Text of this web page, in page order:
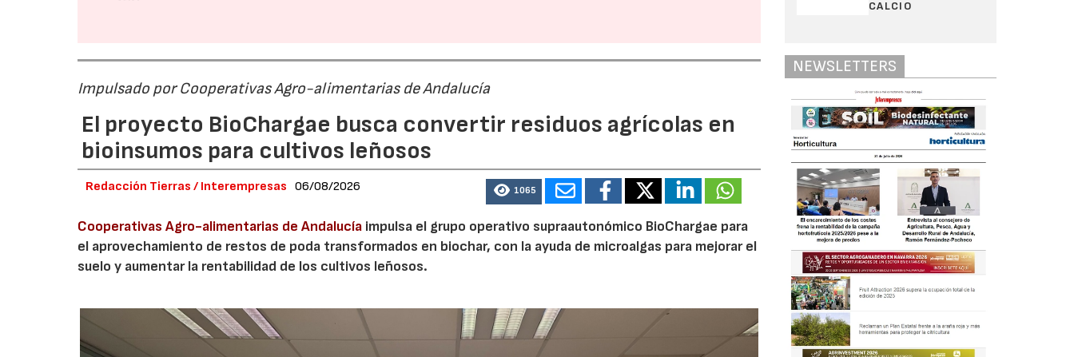
Impulsado por Cooperativas Agro-alimentarias de Andalucía
El proyecto BioChargae busca convertir residuos agrícolas en
bioinsumos para cultivos leñosos
Redacción Tierras / Interempresas 06/08/2026 1065
Cooperativas Agro-alimentarias de Andalucía impulsa el grupo operativo supraautonómico BioChargae para
el aprovechamiento de restos de poda transformados en biochar, con la ayuda de microalgas para mejorar el
suelo y aumentar la rentabilidad de los cultivos leñosos.
CALCIO
NEWSLETTERS